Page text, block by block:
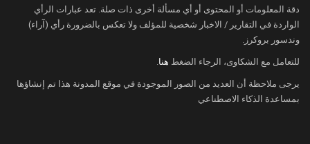
دقة المعلومات أو المحتوى أو أي مسألة أخرى ذات صلة. تعد عبارات الرأي
الواردة في التقارير / الاخبار شخصية للمؤلف ولا تعكس بالضرورة رأي (آراء)
وندسور بروكرز.
للتعامل مع الشكاوى، الرجاء الضغط هنا
يرجى ملاحظة أن العديد من الصور الموجودة في موقع المدونة هذا تم إنشاؤها
بمساعدة الذكاء الاصطناعي